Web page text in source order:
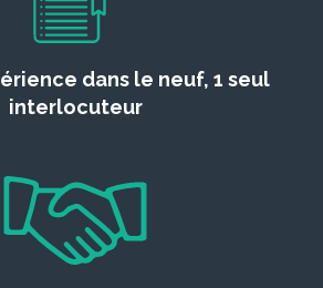
dans le neuf, 1 seul
interlocuteur